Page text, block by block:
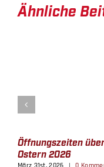
BICYCLES
Ähnliche
Öffnungszeiten
Ostern 2026